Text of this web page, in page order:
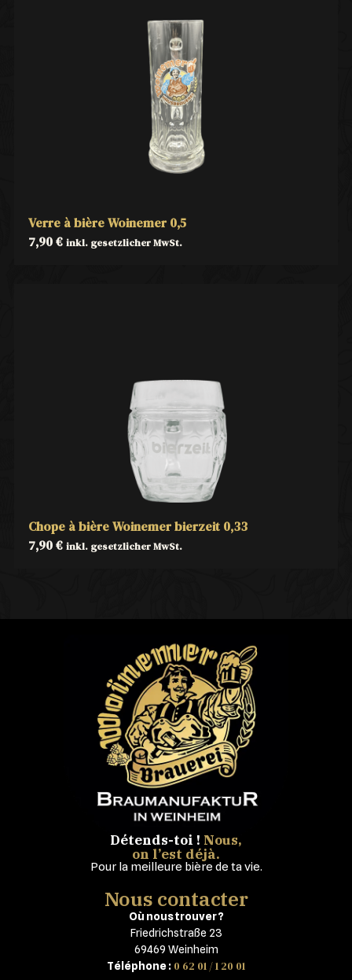
Verre à bière Woinemer 0,5
7,90€ inkl. gesetzlicher MwSt.
Chope à bière Woinemer bierzeit 0,33
7,90€ inkl. gesetzlicher MwSt.
Détends-toi ! Nous,
on l’est déjà.
Pour la meilleure bière de ta vie.
Nous contacter
Où nous trouver ?
Friedrichstraße 23
69469 Weinheim
Téléphone : 0 62 01 / 1 20 01